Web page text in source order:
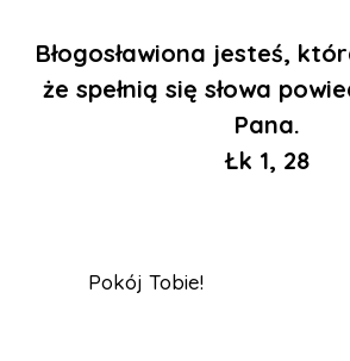
Błogosławiona jesteś,
że spełnią się słowa
Pana.
Łk 1, 28
Pokój Tobie!